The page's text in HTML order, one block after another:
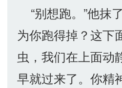
“别想跑。”他抹
为你跑得掉？这下
虫，我们在上面动
早就过来了。你精